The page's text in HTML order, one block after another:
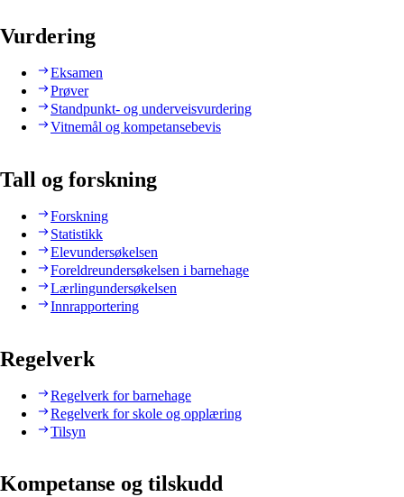
Vurdering
Eksamen
Prøver
Standpunkt- og underveisvurdering
Vitnemål og kompetansebevis
Tall og forskning
Forskning
Statistikk
Elevundersøkelsen
Foreldreundersøkelsen i barnehage
Lærlingundersøkelsen
Innrapportering
Regelverk
Regelverk for barnehage
Regelverk for skole og opplæring
Tilsyn
Kompetanse og tilskudd